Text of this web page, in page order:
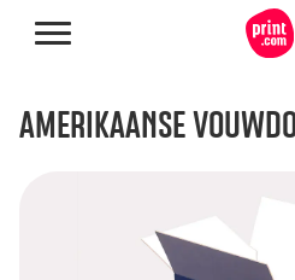
AMERIKAANSE